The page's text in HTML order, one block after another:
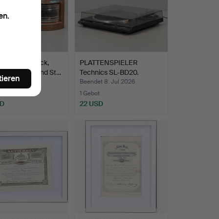
2 Stück,
Backbord und St…
8. Jul 2026
PLATTENSPIELER
Technics SL-BD20.
Beendet 8. Jul 2026
1 Gebot
22 USD